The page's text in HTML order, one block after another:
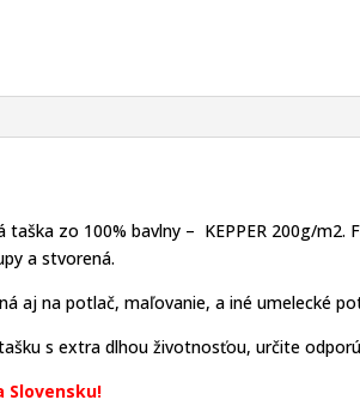
taška zo 100% bavlny – KEPPER 200g/
a stvorená.
aj na potlač, maľovanie, a iné umelecké
s extra dlhou životnosťou, určite
Slovensku!